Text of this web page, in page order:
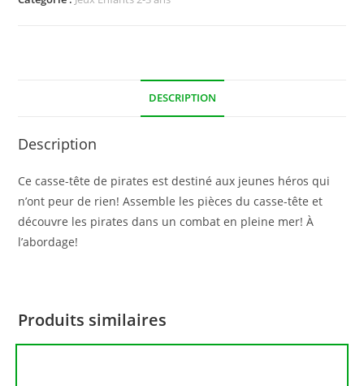
DESCRIPTION
Description
Ce casse-tête de pirates est destiné aux jeunes héros qui
n’ont peur de rien! Assemble les pièces du casse-tête et
découvre les pirates dans un combat en pleine mer! À
l’abordage!
Produits similaires